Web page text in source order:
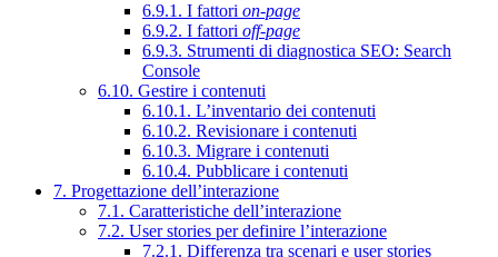
6.9.1. I fattori on-page
6.9.2. I fattori off-page
6.9.3. Strumenti di diagnostica SEO: Search
Console
6.10. Gestire i contenuti
6.10.1. L’inventario dei contenuti
6.10.2. Revisionare i contenuti
6.10.3. Migrare i contenuti
6.10.4. Pubblicare i contenuti
7. Progettazione dell’interazione
7.1. Caratteristiche dell’interazione
7.2. User stories per definire l’interazione
7.2.1. Differenza tra scenari e user stories